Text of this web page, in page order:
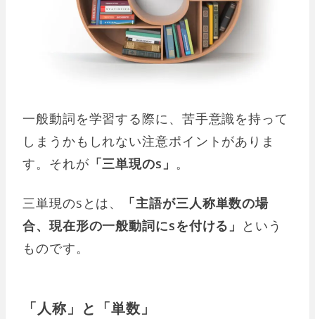
一般動詞を学習する際に、苦手意識を持って
しまうかもしれない注意ポイントがありま
す。それが 「三単現のs」 。
三単現のsとは、
「主語が三人称単数の場
合、現在形の一般動詞にsを付ける」 という
ものです。
「人称」と「単数」